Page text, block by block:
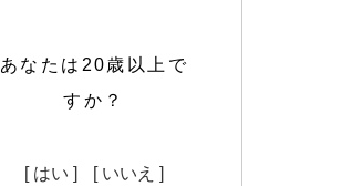
あなたは20歳以上で
すか？
[ はい ] [ いいえ ]